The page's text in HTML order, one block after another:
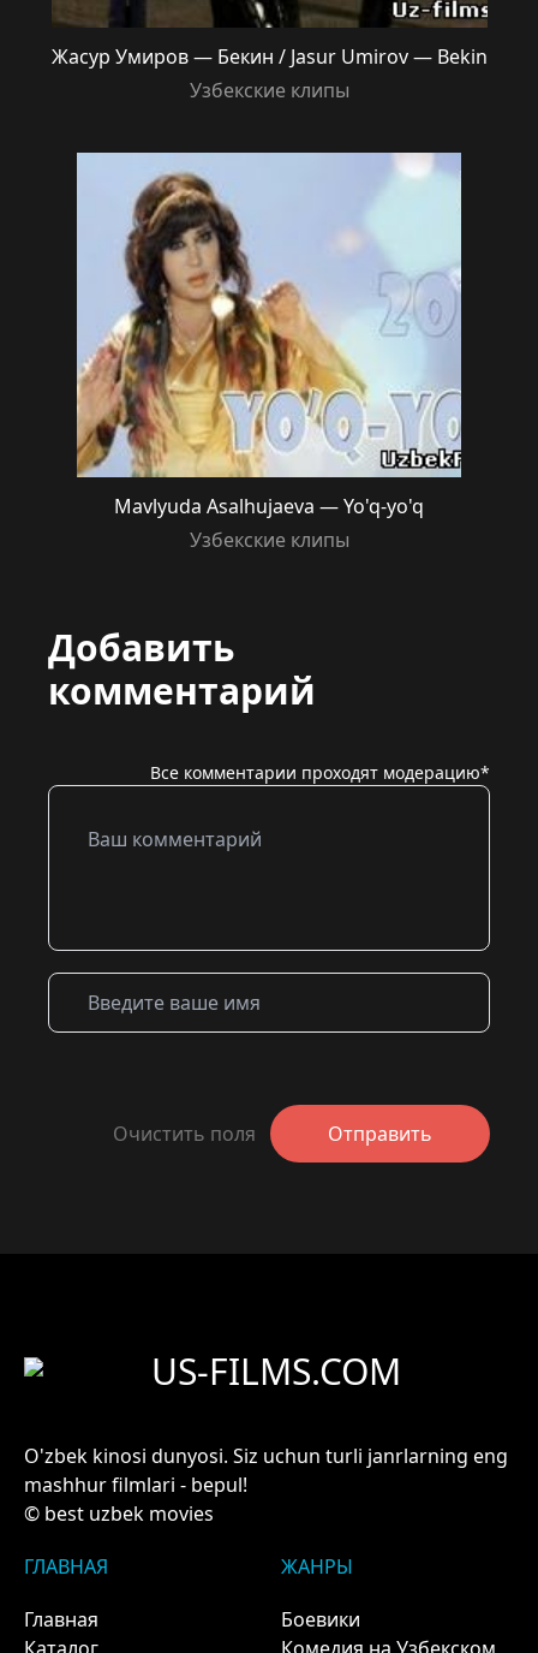
Жасур Умиров — Бекин / Jasur Umirov — Bekin
Узбекские клипы
Mavlyuda Asalhujaeva — Yo'q-yo'q
Узбекские клипы
Добавить
комментарий
Все комментарии проходят модерацию*
Очистить поля Отправить
US-FILMS.COM
O'zbek kinosi dunyosi. Siz uchun turli janrlarning eng
mashhur filmlari - bepul!
© best uzbek movies
ГЛАВНАЯ
Главная
ЖАНРЫ
Боевики